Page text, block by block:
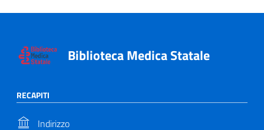
Biblioteca Medica Statale
RECAPITI
Indirizzo